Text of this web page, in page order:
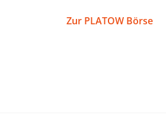
Zur PLATOW Börse